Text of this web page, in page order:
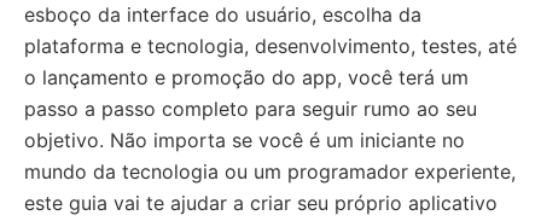
esboço da interface do usuário, escolha da
plataforma e tecnologia, desenvolvimento, testes, até
o lançamento e promoção do app, você terá um
passo a passo completo para seguir rumo ao seu
objetivo. Não importa se você é um iniciante no
mundo da tecnologia ou um programador experiente,
este guia vai te ajudar a criar seu próprio aplicativo